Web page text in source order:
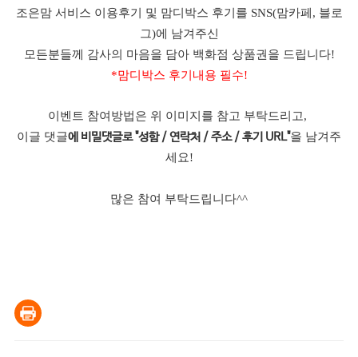
조은맘 서비스 이용후기 및 맘디박스 후기를 SNS(맘카페, 블로
그)에 남겨주신
모든분들께 감사의 마음을 담아 백화점 상품권을 드립니다!
*맘디박스 후기내용 필수!
이벤트 참여방법은 위 이미지를 참고 부탁드리고,
이글 댓글에 비밀댓글로 "성함 / 연락처 / 주소 / 후기 URL"을 남겨주
세요!
많은 참여 부탁드립니다^^